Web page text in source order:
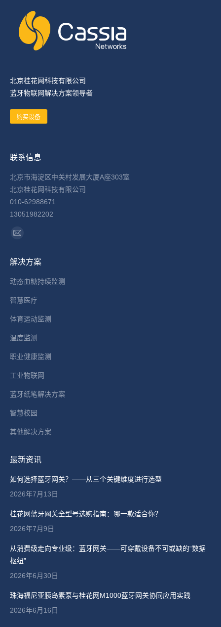
北京桂花网科技有限公司
蓝牙物联网解决方案领导者
购买设备
联系信息
北京市海淀区中关村发展大厦A座303室
北京桂花网科技有限公司
010-62988671
13051982202
找到我们：
Mail
opens
in
window
解决方案
动态血糖持续监测
智慧医疗
体育运动监测
温度监测
职业健康监测
工业物联网
蓝牙纸笔解决方案
智慧校园
其他解决方案
最新资讯
如何选择蓝牙网关？——从三个关键维度进行选型
2026年7月13日
桂花网蓝牙网关全型号选购指南：哪一款适合你？
2026年7月9日
从消费级走向专业级：蓝牙网关——可穿戴设备不可或缺的“数据
枢纽”
2026年6月30日
珠海福尼亚胰岛素泵与桂花网M1000蓝牙网关协同应用实践
2026年6月16日